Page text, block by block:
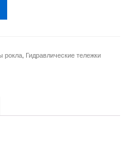
рокла, Гидравлические тележки